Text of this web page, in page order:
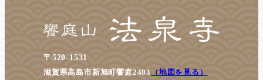
〒520-1531
滋賀県高島市新旭町饗庭2483
（地図を見る）